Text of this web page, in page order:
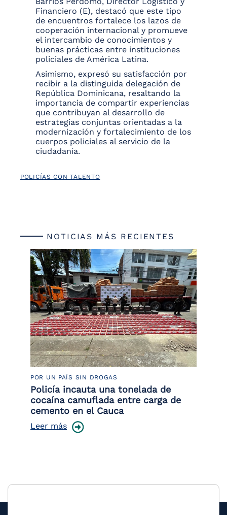
Financiero (E), destacó que este tipo
de encuentros fortalece los lazos de
cooperación internacional y promueve
el intercambio de conocimientos y
buenas prácticas entre instituciones
policiales de América Latina.
Asimismo, expresó su satisfacción por
recibir a la distinguida delegación de
República Dominicana, resaltando la
importancia de compartir experiencias
que contribuyan al desarrollo de
estrategias conjuntas orientadas a la
modernización y fortalecimiento de los
cuerpos policiales al servicio de la
ciudadanía.
POLICÍAS CON TALENTO
NOTICIAS MÁS RECIENTES
POR UN PAÍS SIN DROGAS
Policía incauta una tonelada de
cocaína camuflada entre carga de
cemento en el Cauca
Leer más